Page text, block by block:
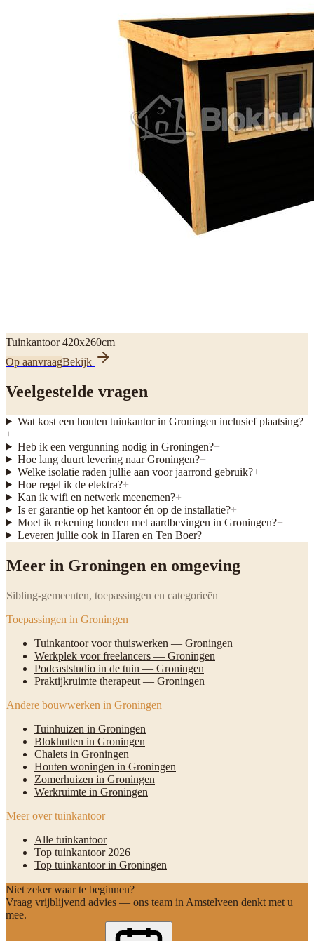
Tuinkantoor 420x260cm
Op aanvraagBekijk
Veelgestelde vragen
Wat kost een houten tuinkantor in Groningen inclusief plaatsing?
+
Heb ik een vergunning nodig in Groningen?+
Hoe lang duurt levering naar Groningen?+
Welke isolatie raden jullie aan voor jaarrond gebruik?+
Hoe regel ik de elektra?+
Kan ik wifi en netwerk meenemen?+
Is er garantie op het kantoor én op de installatie?+
Moet ik rekening houden met aardbevingen in Groningen?+
Leveren jullie ook in Haren en Ten Boer?+
Meer in Groningen en omgeving
Sibling-gemeenten, toepassingen en categorieën
Toepassingen in Groningen
Tuinkantoor voor thuiswerken — Groningen
Werkplek voor freelancers — Groningen
Podcaststudio in de tuin — Groningen
Praktijkruimte therapeut — Groningen
Andere bouwwerken in Groningen
Tuinhuizen in Groningen
Blokhutten in Groningen
Chalets in Groningen
Houten woningen in Groningen
Zomerhuizen in Groningen
Werkruimte in Groningen
Meer over tuinkantoor
Alle tuinkantoor
Top tuinkantoor 2026
Top tuinkantoor in Groningen
Niet zeker waar te beginnen?
Vraag vrijblijvend advies — ons team in Amstelveen denkt met u
mee.